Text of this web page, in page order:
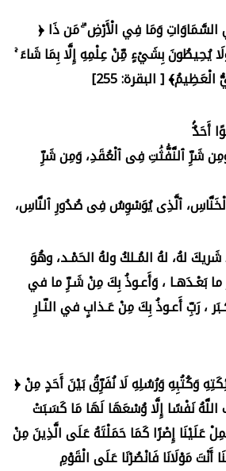
﴿ اللَّهُ لَا إِلَٰهَ إِلَّا هُوَ الْحَيُّ الْقَيُّومُ ۚ لَا تَأْخُذُهُ سِنَةٌ وَلَا نَوْمٌ ۚ لَّهُ مَا فِي السَّمَاوَاتِ وَمَا فِي الْأَرْضِ ۗ مَن ذَا
يُحِيطُونَ بِشَيْءٍ مِّنْ عِلْمِهِ إِلَّا بِمَا شَاءَ
[ البقرة: 255]
أَحَدٌۢ
شَرِّ ٱلنَّفَّٰثَٰتِ فِى ٱلْعُقَدِ، وَمِن شَرِّ
ٱلَّذِى يُوَسْوِسُ فِى صُدُورِ ٱلنَّاسِ،
شَريكَ لهُ، لهُ المُـلكُ ولهُ الحَمْـد، وهُوَ
بَعْـدَهـا ، وَأَعـوذُ بِكَ مِنْ شَـرِّ ما في
، رَبِّ أَعـوذُ بِكَ مِنْ عَـذابٍ في النّـارِ
﴿ آمَنَ الرَّسُولُ بِمَا أُنْزِلَ إِلَيْهِ مِنْ رَبِّهِ وَالْمُؤْمِنُونَ ۚ كُلٌّ آمَنَ بِاللَّهِ وَمَلَائِكَتِهِ وَكُتُبِهِ وَرُسُلِهِ لَا نُفَرِّقُ بَيْنَ أَحَدٍ مِنْ
اللَّهُ نَفْسًا إِلَّا وُسْعَهَا لَهَا مَا كَسَبَتْ
عَلَيْنَا إِصْرًا كَمَا حَمَلْتَهُ عَلَى الَّذِينَ مِنْ
أَنْتَ مَوْلَانَا فَانْصُرْنَا عَلَى الْقَوْمِ